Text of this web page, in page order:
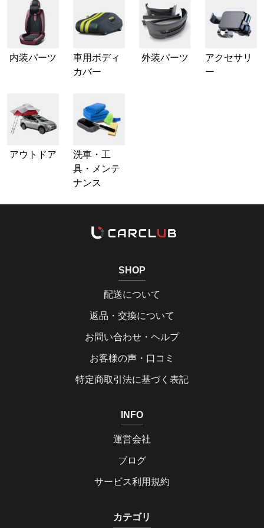
内装パーツ
車用ボディ
カバー
外装パーツ
アクセサリ
ー
アウトドア
洗車・工
具・メンテ
ナンス
SHOP
配送について
返品・交換について
お問い合わせ・ヘルプ
お客様の声・口コミ
特定商取引法に基づく表記
INFO
運営会社
ブログ
サービス利用規約
カテゴリ